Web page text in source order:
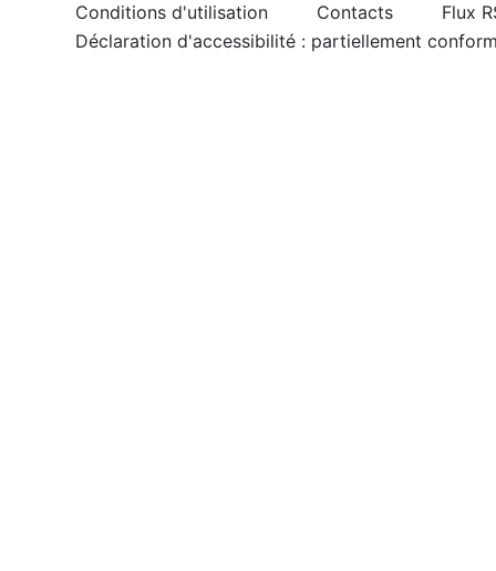
Conditions d'utilisation Contacts
Flux
Déclaration d'accessibilité : partiellement